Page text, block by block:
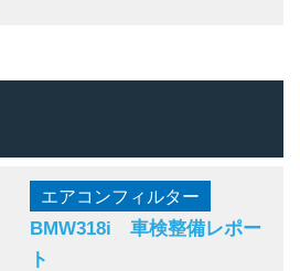
エアコンフィルター
BMW318i 車検整備レポー
ト